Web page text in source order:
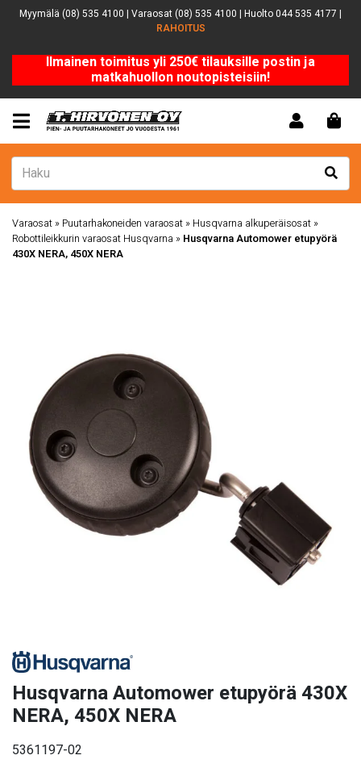
Myymälä (08) 535 4100 | Varaosat (08) 535 4100 | Huolto 044 535 4177 |
RAHOITUS
Ilmainen toimitus yli 250€ tilauksille postin ja
matkahuollon noutopisteisiin!
Varaosat » Puutarhakoneiden varaosat » Husqvarna alkuperäisosat »
Robottileikkurin varaosat Husqvarna » Husqvarna Automower etupyörä
430X NERA, 450X NERA
Husqvarna Automower etupyörä 430X
NERA, 450X NERA
5361197-02